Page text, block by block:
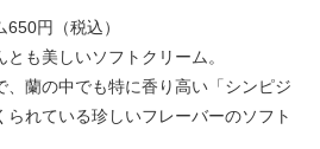
円（税込）
も美しいソフトクリーム。
、蘭の中でも特に香り高い「シンピジ
られている珍しいフレーバーのソフト